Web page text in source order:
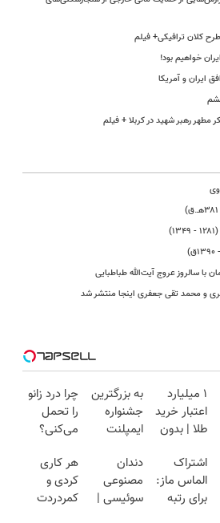
کلان ترافیکی+ فیلم
خواهیم بود!
ایران و آمریکا
مطهر رهبر شهید در کربلا + فیلم
سالروز عروج آیت‌الله‌ طباطبایی
و محمد تقی جعفری اینجا منتشر شد
۱ میلیارد
اعتبار خرید
طلا | بدون
چک
به بزرگترین
جشنواره
ایمپلنت
بزنید ! |
فقط ۲۵
میلیون !
چرا درد زانو
را تحمل
می‌کنی؟
درمنزل
درمانش کن
اشتراک
الماس ماز:
برای رتبه
دندان
مصنوعی
سوئیسی |
هر کاری
کردی و
کمردردت